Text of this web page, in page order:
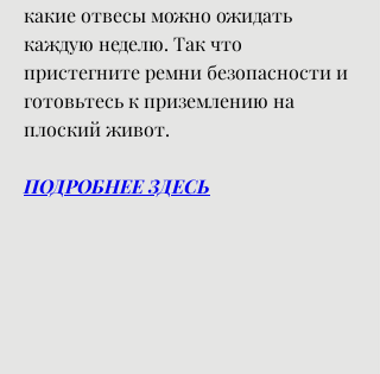
какие отвесы можно ожидать
каждую неделю. Так что
пристегните ремни безопасности и
готовьтесь к приземлению на
плоский живот.
ПОДРОБНЕЕ ЗДЕСЬ